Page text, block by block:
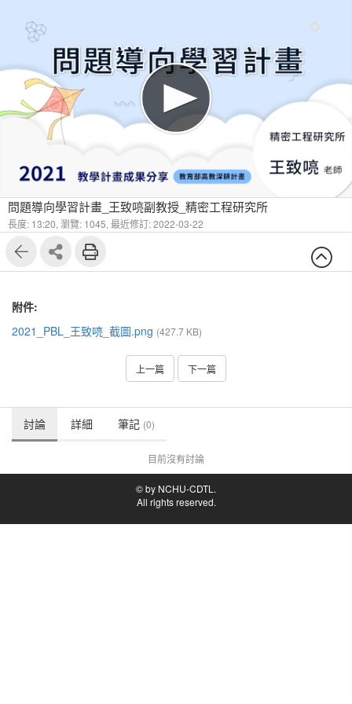
問題導向學習計畫_王致喨副教授_精密工程研究所
長度: 13:20, 瀏覽: 1045, 最近修訂: 2022-03-22
附件:
2021_PBL_王致喨_截圖.png (427.7 KB)
上一篇 下一篇
討論 詳細 筆記 (0)
目前沒有討論
© by NCHU-CDTL.
All rights reserved.